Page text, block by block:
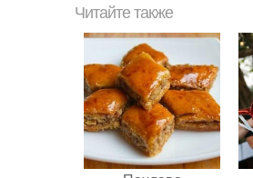
Читайте также